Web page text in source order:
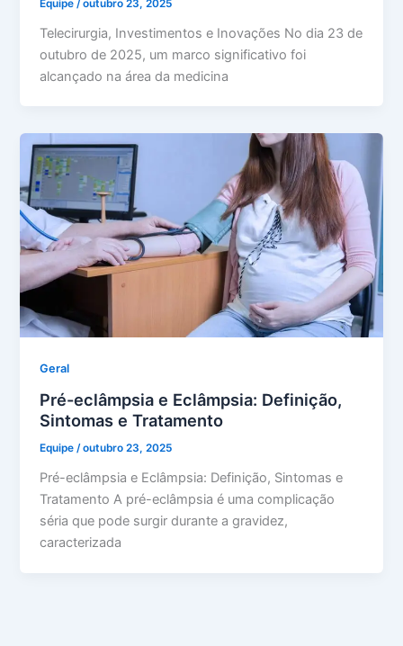
Equipe /outubro 23, 2025
Telecirurgia, Investimentos e Inovações No dia 23 de
outubro de 2025, um marco significativo foi
alcançado na área da medicina
Geral
Pré-eclâmpsia e Eclâmpsia: Definição,
Sintomas e Tratamento
Equipe/outubro 23, 2025
Pré-eclâmpsia e Eclâmpsia: Definição, Sintomas e
Tratamento A pré-eclâmpsia é uma complicação
séria que pode surgir durante a gravidez,
caracterizada